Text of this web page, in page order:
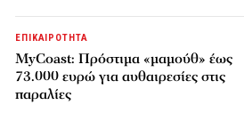
ΕΠΙΚΑΙΡΟΤΗΤΑ
MyCoast: Πρόστιμα «μαμούθ» έως
73.000 ευρώ για αυθαιρεσίες στις
παραλίες